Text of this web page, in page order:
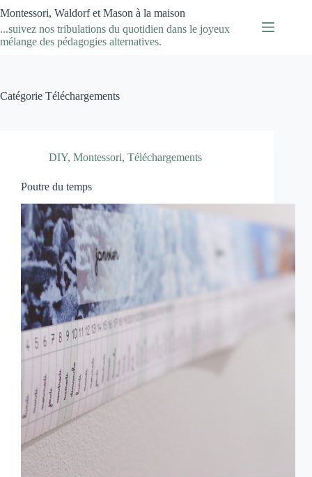
au
contenu
Montessori, Waldorf et Mason à la maison
...suivez nos tribulations du quotidien dans le joyeux
mélange des pédagogies alternatives.
Catégorie Téléchargements
DIY, Montessori, Téléchargements
Poutre du temps